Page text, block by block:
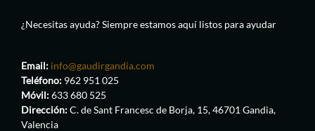
¿Necesitas ayuda? Siempre estamos aquí listos para ayudar
Email: info@gaudirgandia.com
Teléfono: 962 951 025
Móvil:633 680 525
Dirección:C. de Sant Francesc de Borja, 15, 46701 Gandia,
Valencia